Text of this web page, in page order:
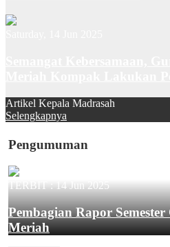
Artikel Kepala Madrasah
Selengkapnya
Pengumuman
TERBIT :14 Jun 2025
Pembagian Rapor
Meriah